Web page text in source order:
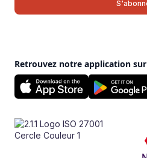
Retrouvez notre application sur